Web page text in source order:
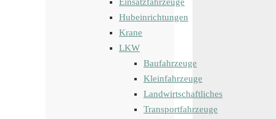
Hubeinrichtungen
Krane
LKW
Baufahrzeuge
Kleinfahrzeuge
Landwirtschaftliches
Transportfahrzeuge